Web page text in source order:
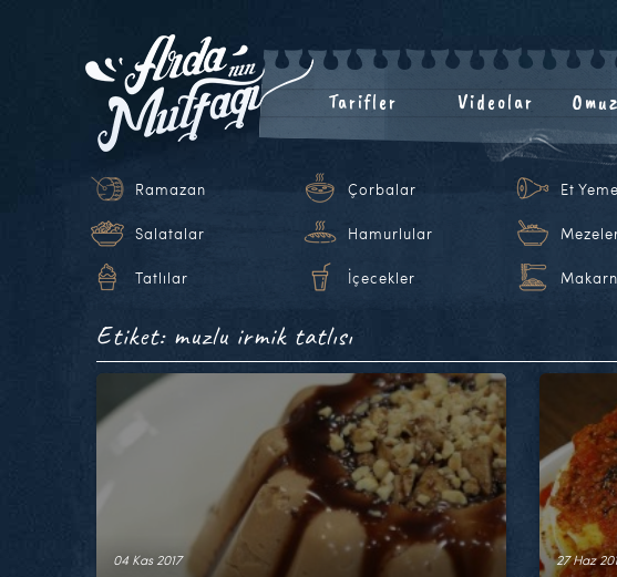
Tarifler Videolar
Ramazan Çorbalar Et
Salatalar Hamurlular
Tatlılar İçecekler
Etiket: muzlu irmik tatlısı
04 Kas 2017 27 Haz